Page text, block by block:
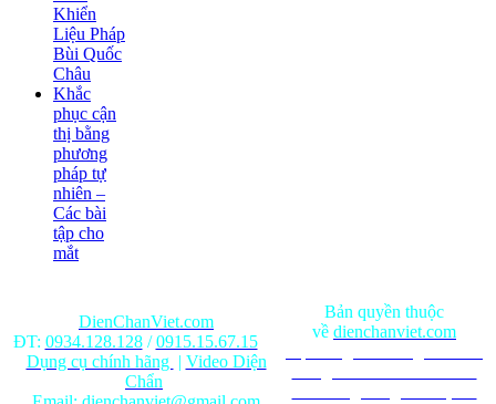
Khiển
Liệu Pháp
Bùi Quốc
Châu
Khắc
phục cận
thị bằng
phương
pháp tự
nhiên –
Các bài
tập cho
mắt
DienChanViet.com
ĐT: 0934.128.128/0915.15.67.15
Dụng cụ chính hãng | Video Diện
Chẩn
Bản quyền thuộc
về dienchanviet.com